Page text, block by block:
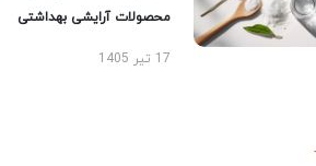
محصولات آرایشی بهداشتی
17 تیر 1405